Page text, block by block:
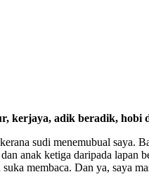
kerjaya, adik beradik, hobi
sudi menemubual
anak ketiga daripada lapan
membaca. Dan ya, saya